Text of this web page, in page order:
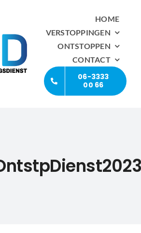
HOME
VERSTOPPINGEN
ONTSTOPPEN
CONTACT
06-3333
00 66